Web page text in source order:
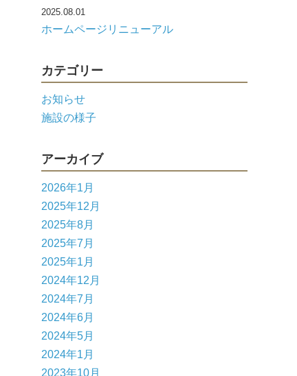
ホームページリニューアル
2025.08.01
カテゴリー
お知らせ
施設の様子
アーカイブ
2026年1月
2025年12月
2025年8月
2025年7月
2025年1月
2024年12月
2024年7月
2024年6月
2024年5月
2024年1月
2023年10月